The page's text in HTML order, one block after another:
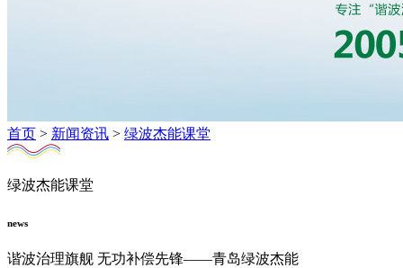
首页 > 新闻资讯 > 绿波杰能课堂
绿波杰能课堂
news
谐波治理旗舰 无功补偿先锋——青岛绿波杰能